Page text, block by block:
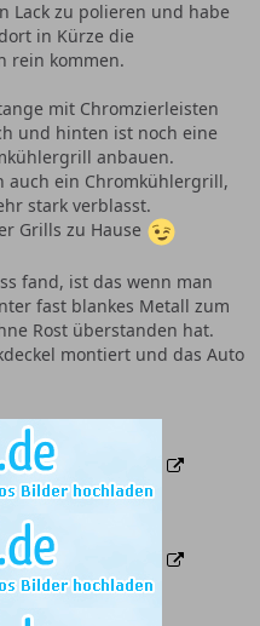
Lack zu polieren und habe
in Kürze die
rein kommen.
mit Chromzierleisten
und hinten ist noch eine
anbauen.
auch ein Chromkühlergrill,
stark verblasst.
Grills zu Hause
fand, ist das wenn man
fast blankes Metall zum
Rost überstanden hat.
montiert und das Auto